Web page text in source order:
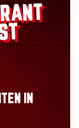
IN